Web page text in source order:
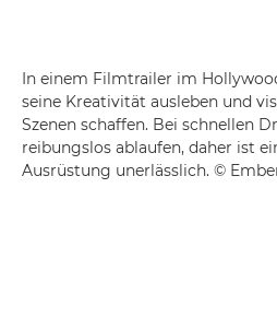
In einem Filmtrailer im
seine Kreativität ausleben und
Szenen schaffen. Bei schnellen
reibungslos ablaufen, daher ist
Ausrüstung unerlässlich. ©